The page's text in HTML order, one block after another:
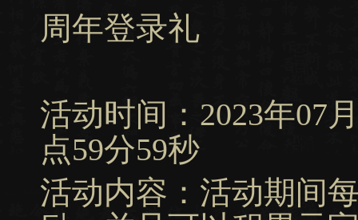
周年登录礼
活动时间：2023年07
点59分59秒
活动内容：活动期间